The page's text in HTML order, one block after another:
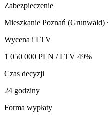
Zabezpieczenie
Mieszkanie Poznań
Wycena i LTV
1 050 000 PLN / LTV 49%
Czas decyzji
24 godziny
Forma wypłaty